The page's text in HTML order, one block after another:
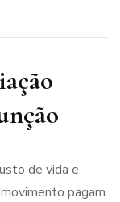
de vida e
pagam